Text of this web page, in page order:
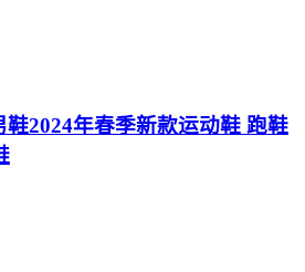
鞋2024年春季新款运动鞋 跑鞋